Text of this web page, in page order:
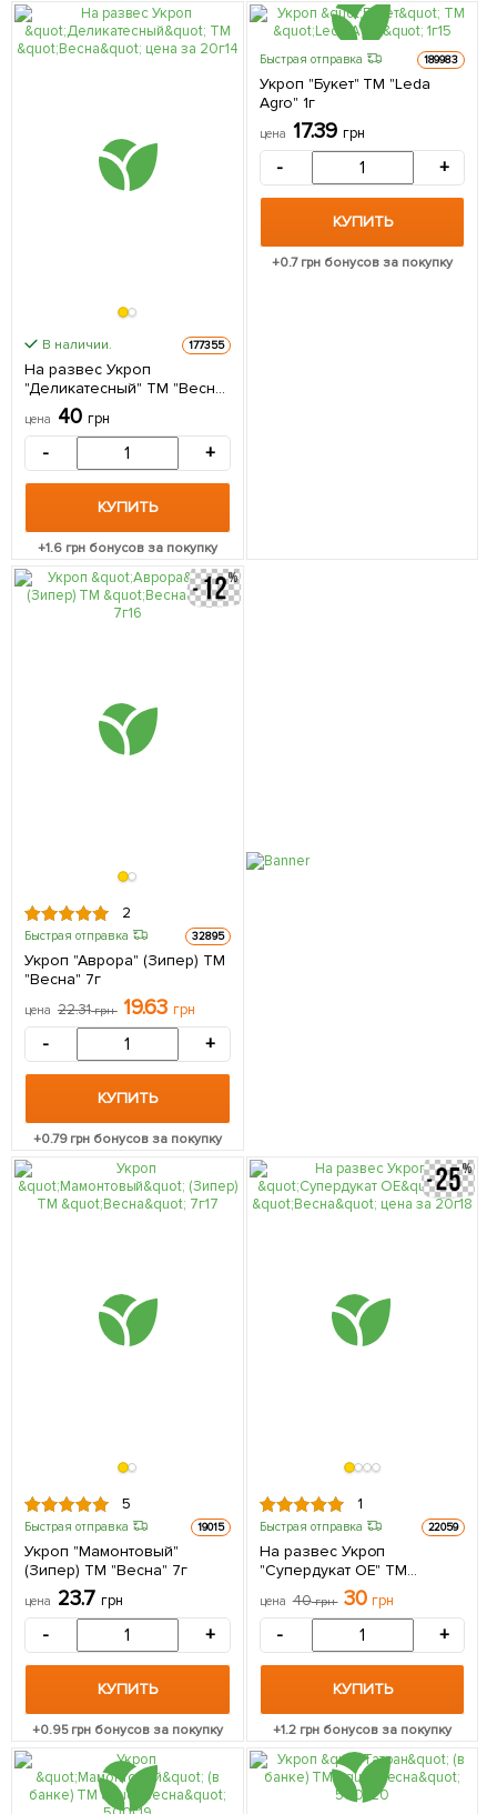
В наличии. 177355
На развес Укроп
"Деликатесный" ТМ "Весна"
цена за 20г
цена 40 грн
- +
КУПИТЬ
+1.6 грн бонусов за покупку
Быстрая отправка 189983
Укроп "Букет" ТМ "Leda
Agro" 1г
цена 17.39 грн
- +
КУПИТЬ
+0.7грн бонусов за покупку
2
Быстрая отправка 32895
Укроп "Аврора" (Зипер) ТМ
"Весна" 7г
цена 22.31грн 19.63 грн
- +
КУПИТЬ
+0.79грн бонусов за покупку
5
Быстрая отправка 19015
Укроп "Мамонтовый"
(Зипер) ТМ "Весна" 7г
цена 23.7 грн
- +
КУПИТЬ
+0.95грн бонусов за покупку
1
Быстрая отправка 22059
На развес Укроп
"Супердукат ОЕ" ТМ
"Весна" цена за 20г
цена 40грн 30 грн
- +
КУПИТЬ
+1.2 грн бонусов за покупку